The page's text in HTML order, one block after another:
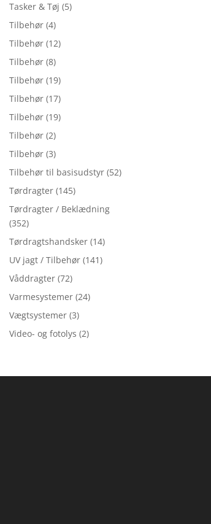
Tasker & Tøj (5)
Tilbehør (4)
Tilbehør (12)
Tilbehør (8)
Tilbehør (19)
Tilbehør (17)
Tilbehør (19)
Tilbehør (2)
Tilbehør (3)
Tilbehør til basisudstyr (52)
Tørdragter (145)
Tørdragter / Beklædning
(352)
Tørdragtshandsker (14)
UV jagt / Tilbehør (141)
Våddragter (72)
Varmesystemer (24)
Vægtsystemer (3)
Video- og fotolys (2)